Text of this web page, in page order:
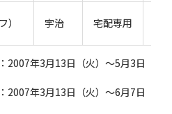
宇治 宅配専用
年3月13日（火）〜5月3日
年3月13日（火）〜6月7日